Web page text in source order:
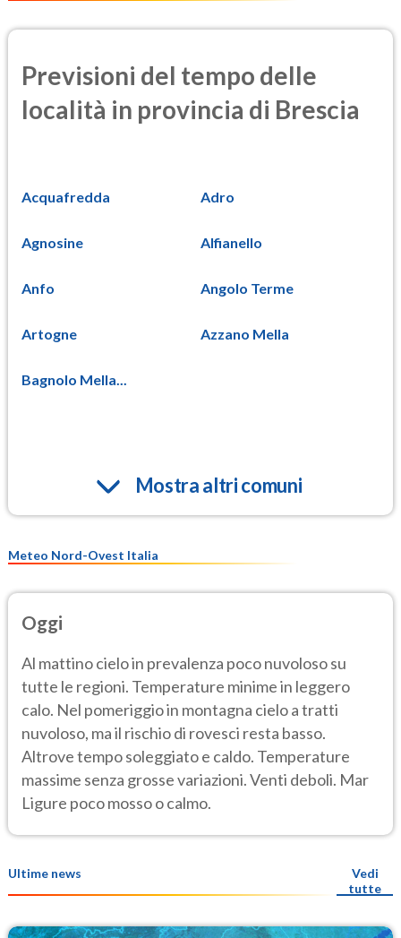
Previsioni del tempo delle
località in provincia di Brescia
Acquafredda Adro
Agnosine Alfianello
Anfo Angolo Terme
Artogne Azzano Mella
Bagnolo Mella...
Mostra altri comuni
Meteo Nord-Ovest Italia
Oggi
Al mattino cielo in prevalenza poco nuvoloso su
tutte le regioni. Temperature minime in leggero
calo. Nel pomeriggio in montagna cielo a tratti
nuvoloso, ma il rischio di rovesci resta basso.
Altrove tempo soleggiato e caldo. Temperature
massime senza grosse variazioni. Venti deboli. Mar
Ligure poco mosso o calmo.
Ultime news
Vedi
tutte